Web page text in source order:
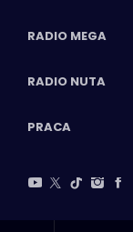
RADIO MEGA
RADIO NUTA
PRACA